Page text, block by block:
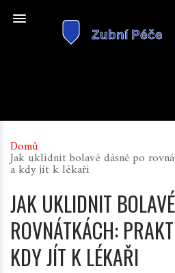
Domů
Jak uklidnit bolavé dásně po
a kdy jít k lékaři
JAK UKLIDNIT
ROVNÁTKÁCH:
KDY JÍT K LÉKAŘI